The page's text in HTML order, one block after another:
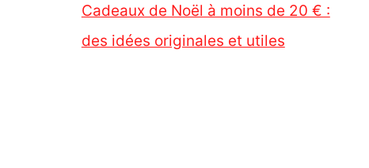
Cadeaux de Noël à moins de 20 € :
des idées originales et utiles